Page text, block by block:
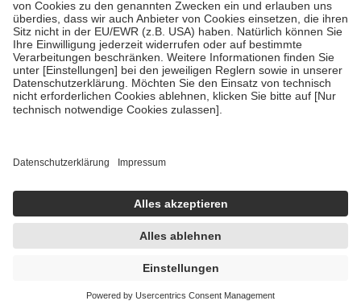
• Kindern und Jugendlichen bis zum vollendeten 18. Lebensjahr
mit Ausnahme der Fahrkosten
• Untersuchungen zur Vorsorge und Früherkennung, die von der
GKV getragen werden
• empfohlenen Schutzimpfungen
• Harn- und Blutteststreifen
getroffen, um sicherzustellen, dass es sich um echte Bewertungen
https://help.etrusted.com/hc/de/articles/4419944605341
Einige Bilder und Inhalte wurden unter Zuhilfenahme künstlicher